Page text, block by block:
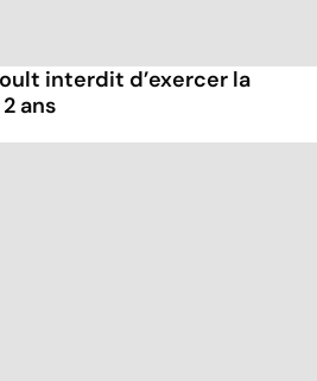
interdit d’exercer la
ans